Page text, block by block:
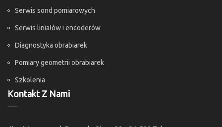
Serwis sond pomiarowych
Serwis liniałów i encoderów
Diagnostyka obrabiarek
Pomiary geometrii obrabiarek
Szkolenia
Kontakt Z Nami